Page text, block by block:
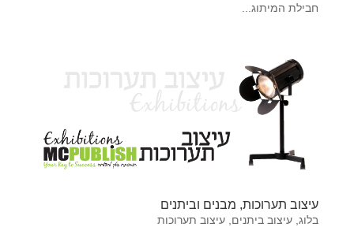
חבילת המיתוג...
עיצוב תערוכות, מבנים וביתנים
בלוג, עיצוב ביתנים עיצוב תערוכות